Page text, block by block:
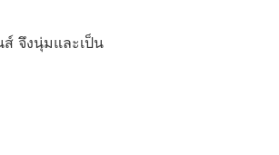
จึงนุ่มและเป็น